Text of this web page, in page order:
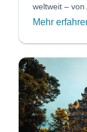
weltweit – von
Mehr